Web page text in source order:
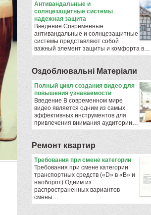
Антивандальные и
солнцезащитные системы
надежная защита
Введение Современные
антивандальные и солнцезащитные
системы представляют собой
важный элемент защиты и комфорта в…
Оздоблювальнi Матерiали
Полный цикл создания видео для
повышения узнаваемости
Введение В современном мире
видео является одним из самых
эффективных инструментов для
привлечения внимания аудитории…
Ремонт квартир
​Требования при смене категории
Требования при смене категории
транспортных средств («D» в «B» и
наоборот) Одним из
распространенных вариантов
смены…